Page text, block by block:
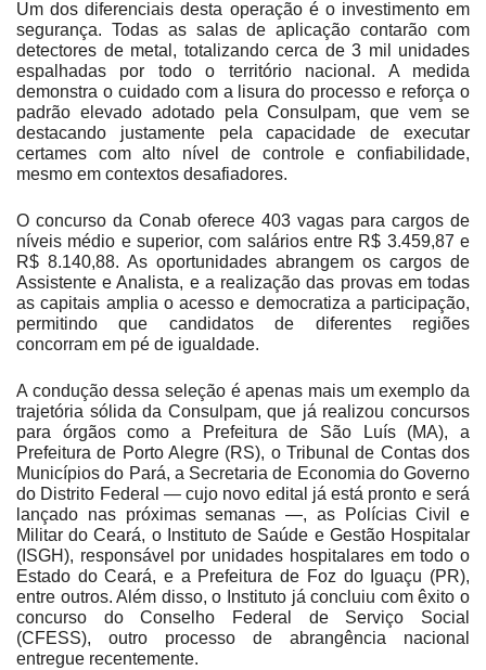
Um dos diferenciais desta operação é o investimento em
segurança. Todas as salas de aplicação contarão com
detectores de metal, totalizando cerca de 3 mil unidades
espalhadas por todo o território nacional. A medida
demonstra o cuidado com a lisura do processo e reforça o
padrão elevado adotado pela Consulpam, que vem se
destacando justamente pela capacidade de executar
certames com alto nível de controle e confiabilidade,
mesmo em contextos desafiadores.
O concurso da Conab oferece 403 vagas para cargos de
níveis médio e superior, com salários entre R$ 3.459,87 e
R$ 8.140,88. As oportunidades abrangem os cargos de
Assistente e Analista, e a realização das provas em todas
as capitais amplia o acesso e democratiza a participação,
permitindo que candidatos de diferentes regiões
concorram em pé de igualdade.
A condução dessa seleção é apenas mais um exemplo da
trajetória sólida da Consulpam, que já realizou concursos
para órgãos como a Prefeitura de São Luís (MA), a
Prefeitura de Porto Alegre (RS), o Tribunal de Contas dos
Municípios do Pará, a Secretaria de Economia do Governo
do Distrito Federal — cujo novo edital já está pronto e será
lançado nas próximas semanas —, as Polícias Civil e
Militar do Ceará, o Instituto de Saúde e Gestão Hospitalar
(ISGH), responsável por unidades hospitalares em todo o
Estado do Ceará, e a Prefeitura de Foz do Iguaçu (PR),
entre outros. Além disso, o Instituto já concluiu com êxito o
concurso do Conselho Federal de Serviço Social
(CFESS), outro processo de abrangência nacional
entregue recentemente.